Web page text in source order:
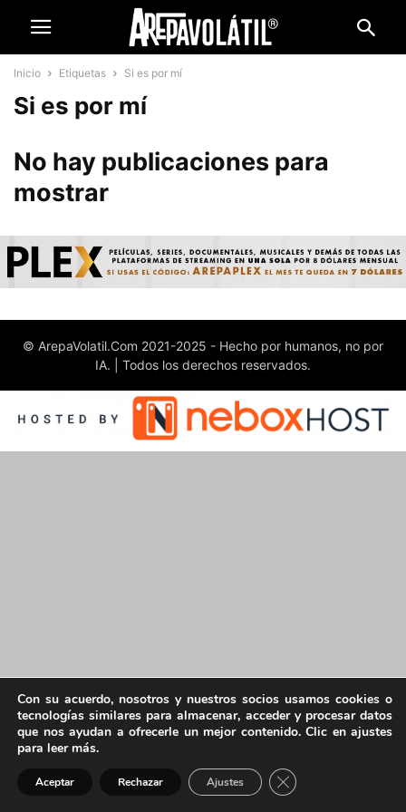
Inicio Etiquetas Si es por mí
Si es por mí
No hay publicaciones para
mostrar
© ArepaVolatil.Com 2021-2025 - Hecho por humanos, no por
IA. | Todos los derechos reservados.
Con su acuerdo, nosotros y nuestros socios usamos cookies o
tecnologías similares para almacenar, acceder y procesar datos
que nos ayudan a ofrecerle un mejor contenido. Clic en ajustes
para leer más.
Aceptar Rechazar Ajustes Cerrar el banner de